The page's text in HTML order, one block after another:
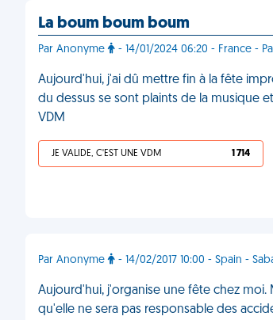
La boum boum boum
Par Anonyme - 14/01/2024 06:20 - France -
Aujourd'hui, j'ai dû mettre fin à la fête
du dessus se sont plaints de la musique
VDM
JE VALIDE, C'EST UNE VDM 1 714
Par Anonyme - 14/02/2017 10:00 - Spain -
Aujourd'hui, j'organise une fête chez
qu'elle ne sera pas responsable des